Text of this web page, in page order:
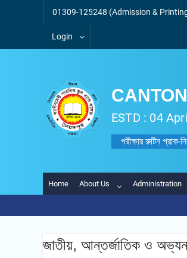
01309-125248 (Admission &
Login
ESTD : 04
পরীক্ষার রুটিন প্রাক-
Home About Us Administration
জাতীয়, আন্তর্জাতিক ও